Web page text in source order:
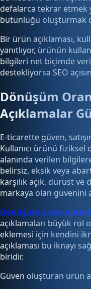
defalarca tekrar etmek
bütünlüğü oluşturmak
Bir ürün açıklaması,
yanıtlıyor, ürünün
bilgileri net biçimde
destekliyorsa SEO
Dönüşüm
Açıklamalar
E-ticarette güven,
Kullanıcı ürünü
alanında verilen
belirsiz, eksik veya
karşılık açık, dürüst ve
markaya olan güvenini
Dönüşüm oranı
açıklamaları büyük rol
eklemesi için kendini
açıklaması bu iknayı
biridir.
Güven oluşturan ürün